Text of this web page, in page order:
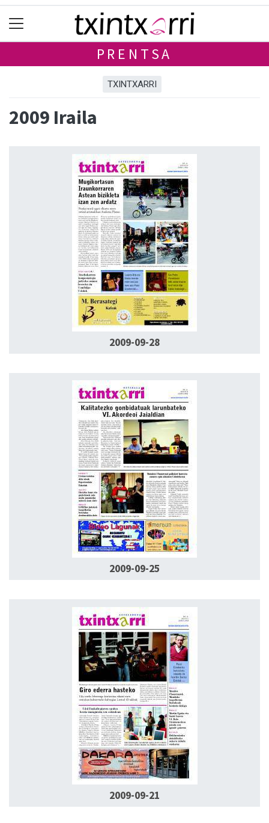
PRENTSA
TXINTXARRI
2009 Iraila
2009-09-28
2009-09-25
2009-09-21